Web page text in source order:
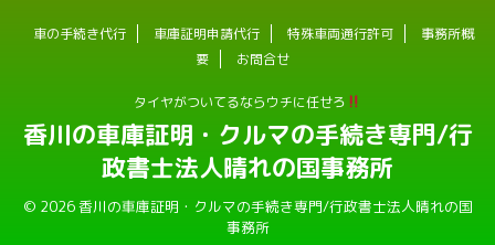
車の手続き代行 車庫証明申請代行 特殊車両通行許可
事務所概
要
お問合せ
タイヤがついてるならウチに任せろ
香川の車庫証明・クルマの手続き専門/行
政書士法人晴れの国事務所
© 2026 香川の車庫証明・クルマの手続き専門/行政書士法人晴れの国
事務所